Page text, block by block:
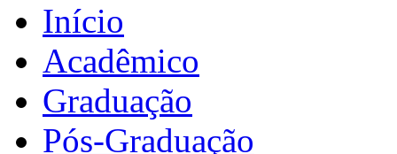
Início
Acadêmico
Graduação
Pós-Graduação